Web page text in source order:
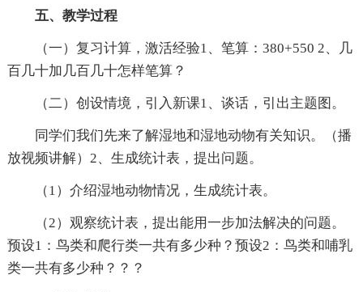
五、教学过程
（一）复习计算，激活经验1、笔算：380+550 2、几
百几十加几百几十怎样笔算？
（二）创设情境，引入新课1、谈话，引出主题图。
同学们我们先来了解湿地和湿地动物有关知识。（播
放视频讲解）2、生成统计表，提出问题。
（1）介绍湿地动物情况，生成统计表。
（2）观察统计表，提出能用一步加法解决的问题。
预设1：鸟类和爬行类一共有多少种？预设2：鸟类和哺乳
类一共有多少种？？？